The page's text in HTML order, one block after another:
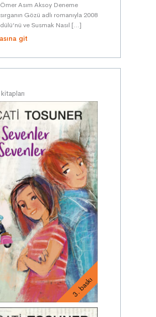
Asım Aksoy Deneme
Gözü adlı romanıyla 2008
ve Susmak Nasıl […]
git
3. baskı